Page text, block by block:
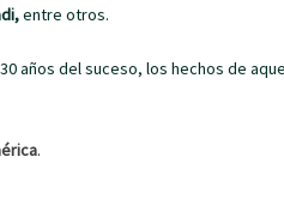
entre otros.
años del suceso, los hechos de
.